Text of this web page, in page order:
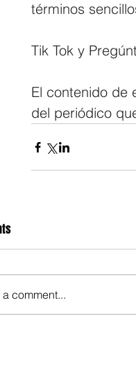
términos
Tik Tok y
El contenido de
del periódico
a comment...